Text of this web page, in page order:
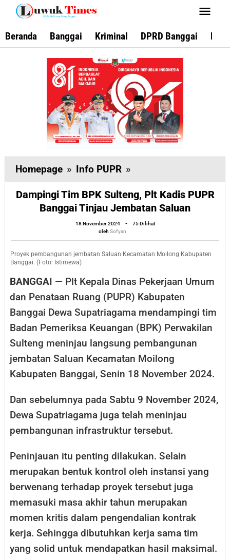
Lewati
konten
Beranda Banggai Kriminal DPRD Banggai
Homepage » Info PUPR »
Tim
BPK
Sulteng,
Plt
Kadis
PUPR
Tinjau
Jembatan
Saluan
Dampingi Tim BPK Sulteng, Plt Kadis PUPR
Banggai Tinjau Jembatan Saluan
18 November 2024
oleh
Sofyan
-
75 Dilihat
oleh Sofyan
Proyek pembangunan jembatan Saluan Kecamatan Moilong Kabupaten
Banggai. (Foto: Istimewa)
BANGGAI — Plt Kepala Dinas Pekerjaan Umum
dan Penataan Ruang (PUPR) Kabupaten
Banggai Dewa Supatriagama mendampingi tim
Badan Pemeriksa Keuangan (BPK) Perwakilan
Sulteng meninjau langsung pembangunan
jembatan Saluan Kecamatan Moilong
Kabupaten Banggai, Senin 18 November 2024.
Dan sebelumnya pada Sabtu 9 November 2024,
Dewa Supatriagama juga telah meninjau
pembangunan infrastruktur tersebut.
Peninjauan itu penting dilakukan. Selain
merupakan bentuk kontrol oleh instansi yang
berwenang terhadap proyek tersebut juga
memasuki masa akhir tahun merupakan
momen kritis dalam pengendalian kontrak
kerja. Sehingga dibutuhkan kerja sama tim
yang solid untuk mendapatkan hasil maksimal.